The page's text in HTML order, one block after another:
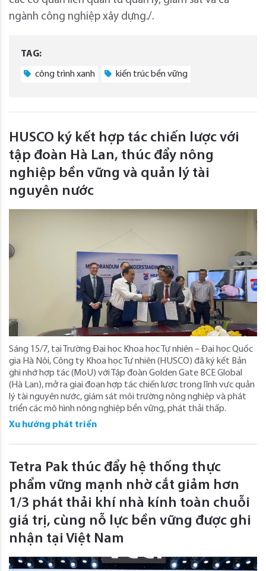
ngành công nghiệp xây dựng./.
TAG:
công trình xanh kiến trúc bền vững
HUSCO ký kết hợp tác chiến lược với
tập đoàn Hà Lan, thúc đẩy nông
nghiệp bền vững và quản lý tài
nguyên nước
Sáng 15/7, tại Trường Đại học Khoa học Tự nhiên – Đại học Quốc
gia Hà Nội, Công ty Khoa học Tự nhiên (HUSCO) đã ký kết Bản
ghi nhớ hợp tác (MoU) với Tập đoàn Golden Gate BCE Global
(Hà Lan), mở ra giai đoạn hợp tác chiến lược trong lĩnh vực quản
lý tài nguyên nước, giám sát môi trường nông nghiệp và phát
triển các mô hình nông nghiệp bền vững, phát thải thấp.
Xu hướng phát triển
Tetra Pak thúc đẩy hệ thống thực
phẩm vững mạnh nhờ cắt giảm hơn
1/3 phát thải khí nhà kính toàn chuỗi
giá trị, cùng nỗ lực bền vững được ghi
nhận tại Việt Nam